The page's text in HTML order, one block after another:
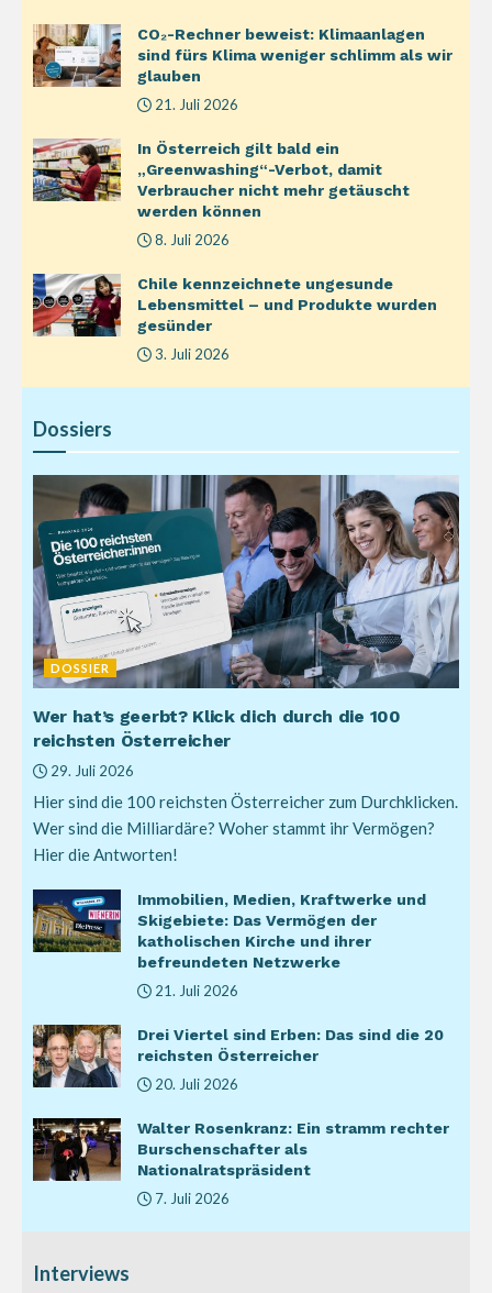
CO₂-Rechner beweist: Klimaanlagen
sind fürs Klima weniger schlimm als wir
glauben
21. Juli 2026
In Österreich gilt bald ein
„Greenwashing“-Verbot, damit
Verbraucher nicht mehr getäuscht
werden können
8. Juli 2026
Chile kennzeichnete ungesunde
Lebensmittel – und Produkte wurden
gesünder
3. Juli 2026
Dossiers
DOSSIER
Wer hat’s geerbt? Klick dich durch die 100
reichsten Österreicher
29. Juli 2026
Hier sind die 100 reichsten Österreicher zum Durchklicken.
Wer sind die Milliardäre? Woher stammt ihr Vermögen?
Hier die Antworten!
Immobilien, Medien, Kraftwerke und
Skigebiete: Das Vermögen der
katholischen Kirche und ihrer
befreundeten Netzwerke
21. Juli 2026
Drei Viertel sind Erben: Das sind die 20
reichsten Österreicher
20. Juli 2026
Walter Rosenkranz: Ein stramm rechter
Burschenschafter als
Nationalratspräsident
7. Juli 2026
Interviews